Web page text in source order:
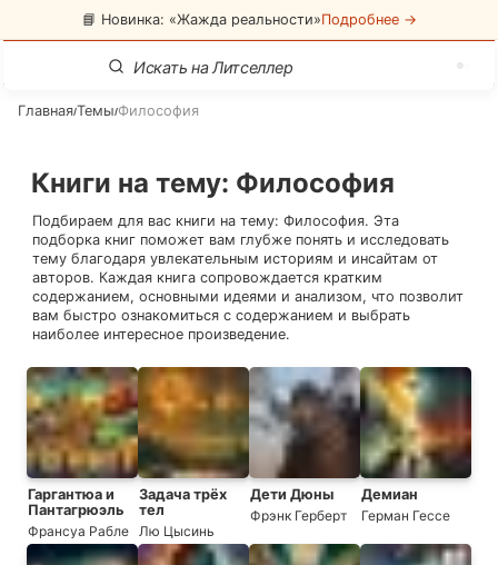
📘 Новинка: «Жажда реальности»Подробнее →
Главная/Темы/Философия
Книги на тему: Философия
Подбираем для вас книги на тему: Философия. Эта
подборка книг поможет вам глубже понять и исследовать
тему благодаря увлекательным историям и инсайтам от
авторов. Каждая книга сопровождается кратким
содержанием, основными идеями и анализом, что позволит
вам быстро ознакомиться с содержанием и выбрать
наиболее интересное произведение.
Гаргантюа и
Пантагрюэль
Франсуа Рабле
Задача трёх
тел
Лю Цысинь
Дети Дюны
Фрэнк Герберт
Демиан
Герман Гессе